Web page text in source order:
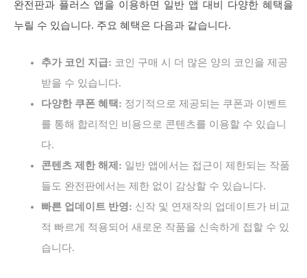
완전판과 플러스 앱을 이용하면 일반 앱 대비 다양한 혜택을
누릴 수 있습니다. 주요 혜택은 다음과 같습니다.
추가 코인 지급: 코인 구매 시 더 많은 양의 코인을 제공
받을 수 있습니다.
다양한 쿠폰 혜택: 정기적으로 제공되는 쿠폰과 이벤트
를 통해 합리적인 비용으로 콘텐츠를 이용할 수 있습니
다.
콘텐츠 제한 해제: 일반 앱에서는 접근이 제한되는 작품
들도 완전판에서는 제한 없이 감상할 수 있습니다.
빠른 업데이트 반영: 신작 및 연재작의 업데이트가 비교
적 빠르게 적용되어 새로운 작품을 신속하게 접할 수 있
습니다.